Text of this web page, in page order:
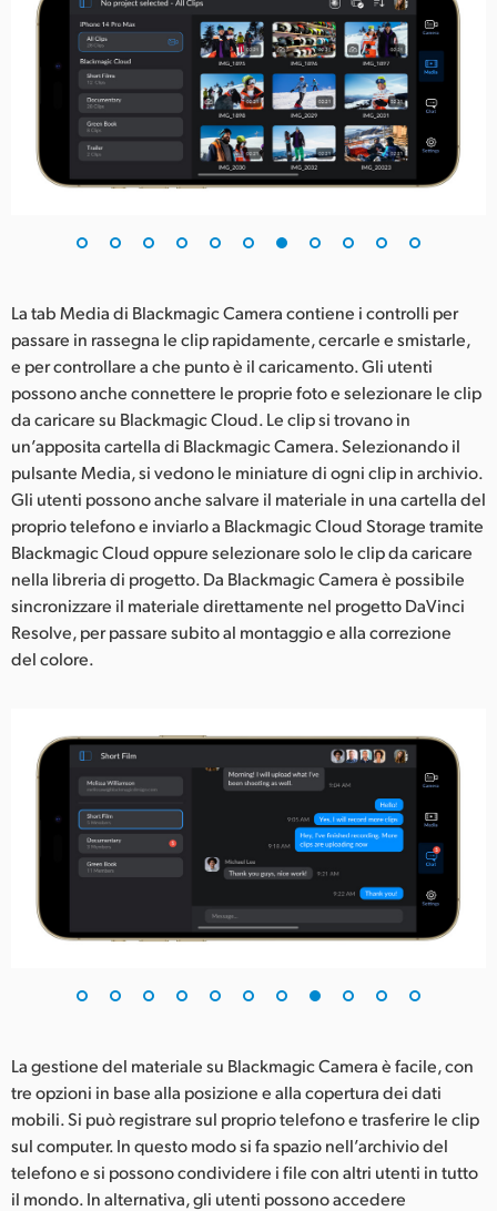
La tab Media di Blackmagic Camera contiene i controlli per
passare in rassegna le clip rapidamente, cercarle e smistarle,
e per controllare a che punto è il caricamento. Gli utenti
possono anche connettere le proprie foto e selezionare le clip
da caricare su Blackmagic Cloud. Le clip si trovano in
un’apposita cartella di Blackmagic Camera. Selezionando il
pulsante Media, si vedono le miniature di ogni clip in archivio.
Gli utenti possono anche salvare il materiale in una cartella del
proprio telefono e inviarlo a Blackmagic Cloud Storage tramite
Blackmagic Cloud oppure selezionare solo le clip da caricare
nella libreria di progetto. Da Blackmagic Camera è possibile
sincronizzare il materiale direttamente nel progetto DaVinci
Resolve, per passare subito al montaggio e alla correzione
del colore.
La gestione del materiale su Blackmagic Camera è facile, con
tre opzioni in base alla posizione e alla copertura dei dati
mobili. Si può registrare sul proprio telefono e trasferire le clip
sul computer. In questo modo si fa spazio nell’archivio del
telefono e si possono condividere i file con altri utenti in tutto
il mondo. In alternativa, gli utenti possono accedere